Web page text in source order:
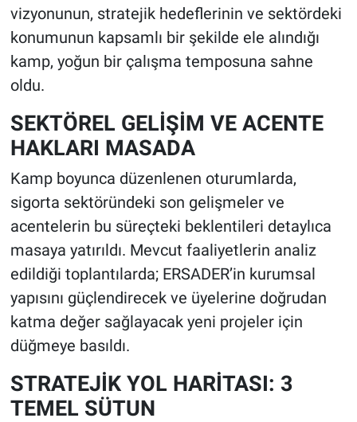
vizyonunun, stratejik hedeflerinin ve sektördeki
konumunun kapsamlı bir şekilde ele alındığı
kamp, yoğun bir çalışma temposuna sahne
oldu.
SEKTÖREL GELİŞİM VE ACENTE
HAKLARI MASADA
Kamp boyunca düzenlenen oturumlarda,
sigorta sektöründeki son gelişmeler ve
acentelerin bu süreçteki beklentileri detaylıca
masaya yatırıldı. Mevcut faaliyetlerin analiz
edildiği toplantılarda; ERSADER’in kurumsal
yapısını güçlendirecek ve üyelerine doğrudan
katma değer sağlayacak yeni projeler için
düğmeye basıldı.
STRATEJİK YOL HARİTASI: 3
TEMEL SÜTUN